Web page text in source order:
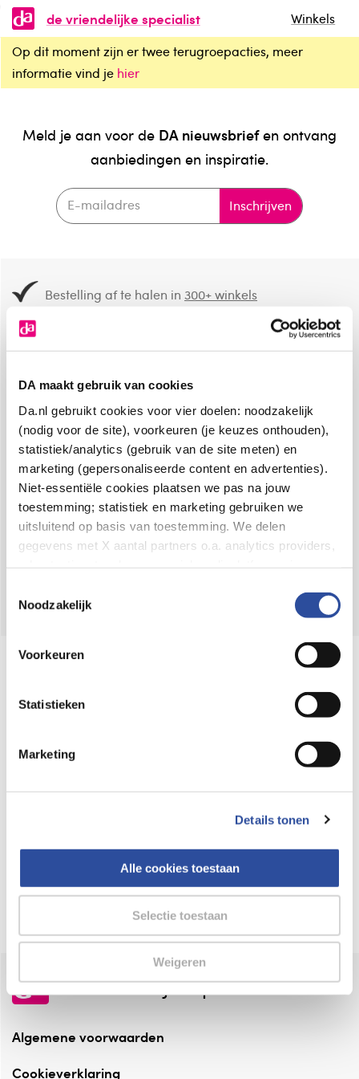
DA maakt gebruik van cookies
Da.nl gebruikt cookies voor vier doelen: noodzakelijk
(nodig voor de site), voorkeuren (je keuzes onthouden),
statistiek/analytics (gebruik van de site meten) en
marketing (gepersonaliseerde content en advertenties).
Niet-essentiële cookies plaatsen we pas na jouw
toestemming; statistiek en marketing gebruiken we
uitsluitend op basis van toestemming. We delen
gegevens met X aantal partners o.a. analytics providers,
en de bewaartermijnen per categorie. Je kunt je keuze op
gegevensverwerking staat in de
Privacyverklaring
Noodzakelijk
Voorkeuren
Statistieken
Marketing
Details tonen
Alle cookies toestaan
Selectie toestaan
Weigeren
de vriendelijke specialist
Winkels
Op dit moment zijn er twee terugroepacties, meer
informatie vind je hier
Meld je aan voor de DA nieuwsbriefen ontvang
aanbiedingen en inspiratie.
Inschrijven
Bestelling af te halen in300+ winkels
8.6 uit4.106 reviews
Over DA
Klantenservice
Assortiment
VolgDAop:
Online aanbieder medicijnen
webshop mag verkopen.
⁠Verantwoorde zorg, ⁠ook online.
Altijd onze folder bij de hand
Check onze folders ⁠bij AlleFolders.
de vriendelijke specialist
Algemene voorwaarden
Cookieverklaring